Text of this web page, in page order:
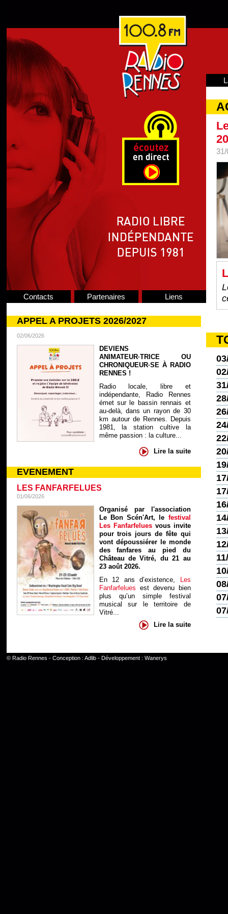
Contacts Partenaires Liens
APPEL A PROJETS 2026/2027
02/06/2026
DEVIENS
ANIMATEUR·TRICE OU
CHRONIQUEUR·SE À RADIO
RENNES !
Radio locale, libre et
indépendante, Radio Rennes
émet sur le bassin rennais et
au-delà, dans un rayon de 30
km autour de Rennes. Depuis
1981, la station cultive la
même passion : la culture...
Lire la suite
EVENEMENT
LES FANFARFELUES
01/06/2026
Organisé par l'association
Le Bon Scén'Art, le festival
Les Fanfarfelues vous invite
pour trois jours de fête qui
vont dépoussiérer le monde
des fanfares au pied du
Château de Vitré, du 21 au
23 août 2026.
En 12 ans d’existence, Les
Fanfarfelues est devenu bien
plus qu’un simple festival
musical sur le territoire de
Vitré...
Lire la suite
31/
© Radio Rennes - Conception : Adlib- Développement : Wanerys